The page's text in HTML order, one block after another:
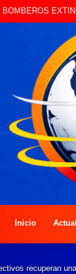
Inicio
recuperan